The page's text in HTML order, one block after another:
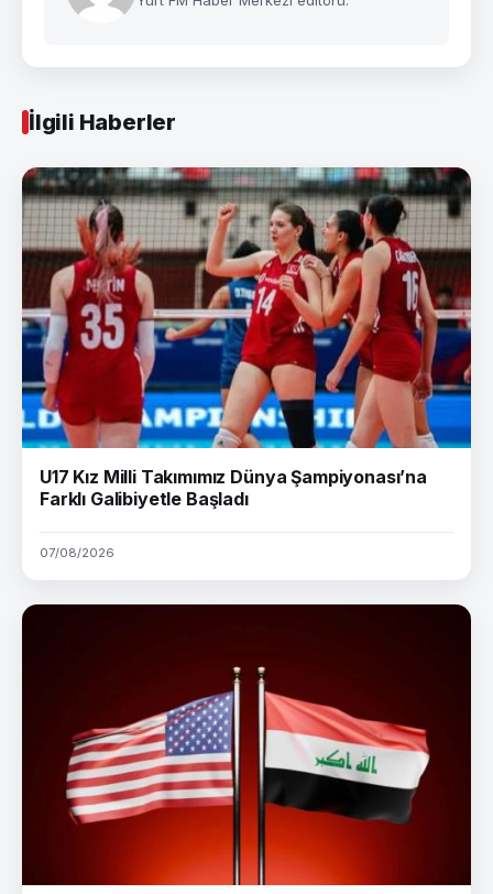
İlgili Haberler
U17 Kız Milli Takımımız Dünya Şampiyonası’na
Farklı Galibiyetle Başladı
07/08/2026